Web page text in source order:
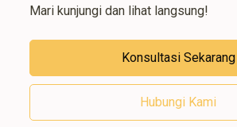
Mari kunjungi dan lihat langsung!
Konsultasi Sekarang
Hubungi Kami